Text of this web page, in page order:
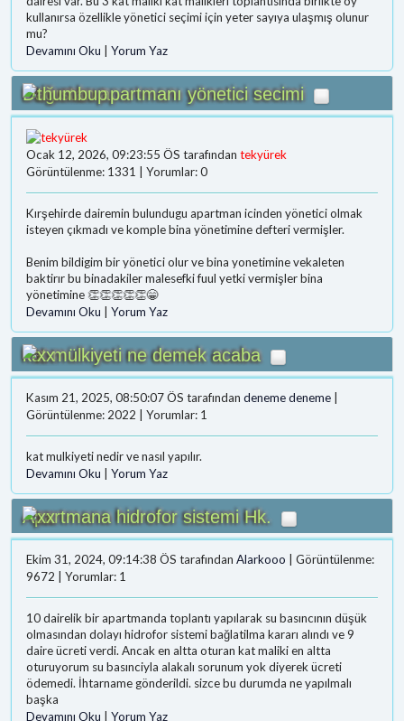
kullanırsa özellikle yönetici seçimi için yeter sayıya ulaşmış olunur
mu?
Devamını Oku
Yorum Yaz
Dağıstan apartmanı yönetici secimi
Ocak 12, 2026, 09:23:55 ÖS tarafından tekyürek
Görüntülenme: 1331 | Yorumlar: 0
Kırşehirde dairemin bulundugu apartman icinden yönetici olmak
isteyen çıkmadı ve komple bina yönetimine defteri vermişler.
Benim bildigim bir yönetici olur ve bina yonetimine vekaleten
baktirır bu binadakiler malesefki fuul yetki vermişler bina
yönetimine 👏👏👏👏👏😁
Devamını Oku
Yorum Yaz
kat mülkiyeti ne demek acaba
Kasım 21, 2025, 08:50:07 ÖS tarafından deneme deneme
Görüntülenme: 2022 | Yorumlar: 1
kat mulkiyeti nedir ve nasıl yapılır.
Devamını Oku
Yorum Yaz
Apartmana hidrofor sistemi Hk.
Ekim 31, 2024, 09:14:38 ÖS tarafından Alarkooo | Görüntülenme:
9672 | Yorumlar: 1
10 dairelik bir apartmanda toplantı yapılarak su basıncının düşük
olmasından dolayı hidrofor sistemi bağlatilma kararı alındı ve 9
daire ücreti verdi. Ancak en altta oturan kat maliki en altta
oturuyorum su basınciyla alakalı sorunum yok diyerek ücreti
ödemedi. İhtarname gönderildi. sizce bu durumda ne yapılmalı
başka
Devamını Oku
Yorum Yaz